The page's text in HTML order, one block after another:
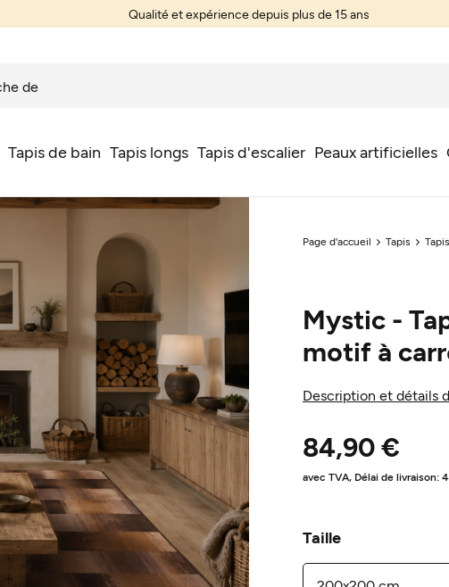
Qualité et expérience depuis plus de 15 ans
Tapis de bain Tapis longs Tapis d'escalier Peaux artificielles
Page d'accueil Tapis
Mystic -
motif à
Description et détails
84,90 €
avec TVA, Délai de livraison:
Taille